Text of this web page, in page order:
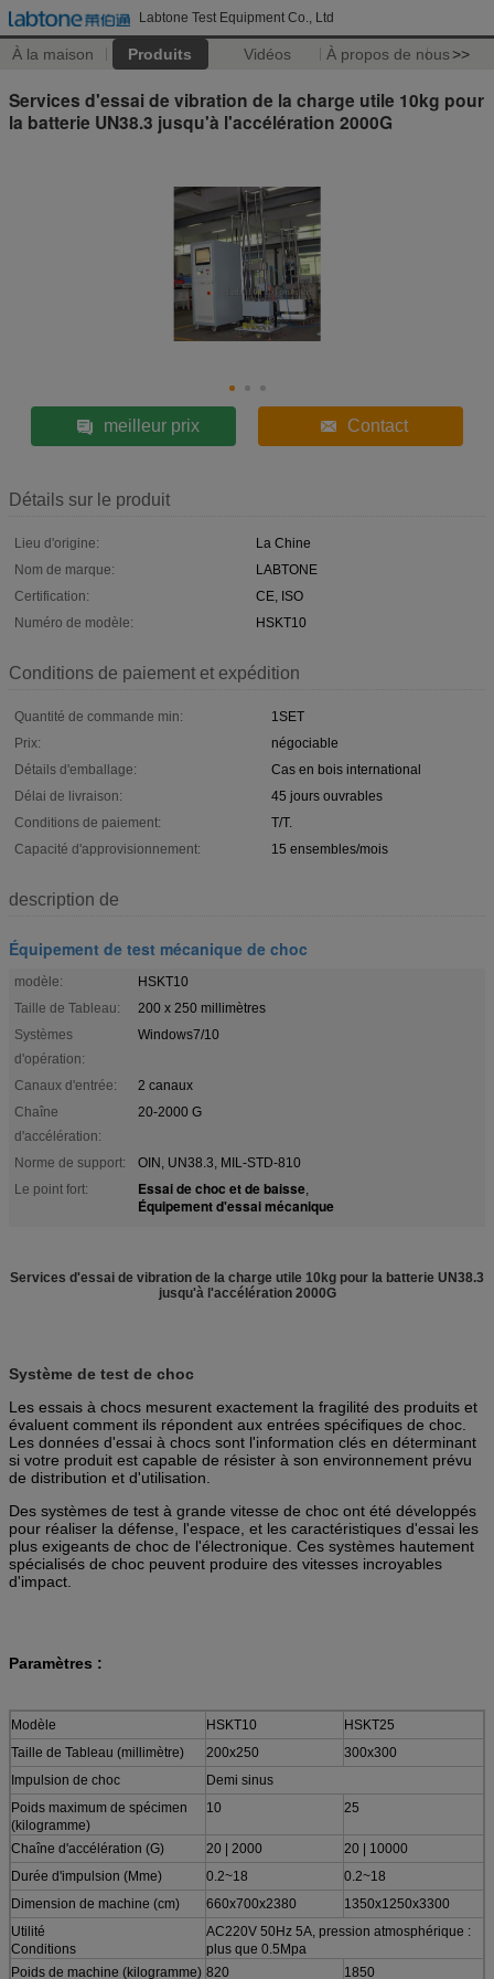
Labtone Test Equipment Co., Ltd
À la maison Produits Vidéos À propos de nous>>
Services d'essai de vibration de la charge utile 10kg pour
la batterie UN38.3 jusqu'à l'accélération 2000G
meilleur prix Contact
Détails sur le produit
Lieu d'origine:
La Chine
Nom de marque:
LABTONE
Certification:
CE, ISO
Numéro de modèle:
HSKT10
Conditions de paiement et expédition
Quantité de commande min:
1SET
Prix:
négociable
Détails d'emballage:
Cas en bois international
Délai de livraison:
45 jours ouvrables
Conditions de paiement:
T/T.
Capacité d'approvisionnement:
15 ensembles/mois
description de
Équipement de test mécanique de choc
modèle:
HSKT10
Taille de Tableau:
200 x 250 millimètres
Systèmes
d'opération:
Windows7/10
Canaux d'entrée:
2 canaux
Chaîne
d'accélération:
20-2000 G
Norme de support:
OIN, UN38.3, MIL-STD-810
Le point fort:
Essai de choc et de baisse,
Équipement d'essai mécanique
Services d'essai de vibration de la charge utile 10kg pour la batterie UN38.3
jusqu'à l'accélération 2000G
Système de test de choc
Les essais à chocs mesurent exactement la fragilité des produits et
évaluent comment ils répondent aux entrées spécifiques de choc.
Les données d'essai à chocs sont l'information clés en déterminant
si votre produit est capable de résister à son environnement prévu
de distribution et d'utilisation.
Des systèmes de test à grande vitesse de choc ont été développés
pour réaliser la défense, l'espace, et les caractéristiques d'essai les
plus exigeants de choc de l'électronique. Ces systèmes hautement
spécialisés de choc peuvent produire des vitesses incroyables
d'impact.
Paramètres :
Modèle HSKT10
HSKT25
Taille de Tableau (millimètre)
200x250
300x300
Impulsion de choc
Demi sinus
Poids maximum de spécimen
(kilogramme)
10 25
Chaîne d'accélération (G) 20 | 2000
20 | 10000
Durée d'impulsion (Mme)
0.2~18
0.2~18
Dimension de machine (cm)
660x700x2380
1350x1250x3300
Utilité
Conditions
AC220V 50Hz 5A, pression atmosphérique :
plus que 0.5Mpa
Poids de machine (kilogramme) 820 1850